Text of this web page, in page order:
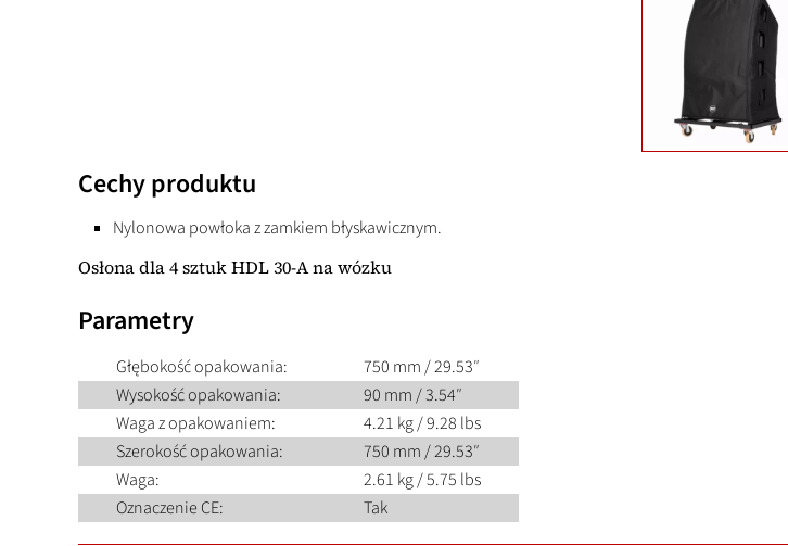
Cechy produktu
Nylonowa powłoka z zamkiem błyskawicznym.
Osłona dla 4 sztuk HDL 30-A na wózku
Parametry
Głębokość opakowania:
750 mm / 29.53″
Wysokość opakowania:
90 mm / 3.54″
Waga z opakowaniem:
4.21 kg / 9.28 lbs
Szerokość opakowania:
750 mm / 29.53″
Waga:
2.61 kg / 5.75 lbs
Oznaczenie CE:
Tak